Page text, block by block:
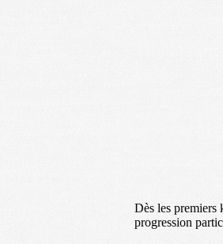
Dès les premiers
progression